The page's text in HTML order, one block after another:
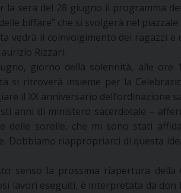
la sera del 28 giugno il programma
biffare” che si svolgerà nel
vedrà il coinvolgimento dei ragazzi
Rizzari.
giorno della solennità, alle ore
si ritroverà insieme per la
il XX anniversario dell’ordinazione
anni di ministero sacerdotale –
delle sorelle, che mi sono stati
Dobbiamo riappropriarci di questa
senso la prossima riapertura
lavori eseguiti, è interpretata da